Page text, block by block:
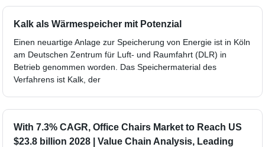
Kalk als Wärmespeicher mit Potenzial
Einen neuartige Anlage zur Speicherung von Energie ist in Köln
am Deutschen Zentrum für Luft- und Raumfahrt (DLR) in
Betrieb genommen worden. Das Speichermaterial des
Verfahrens ist Kalk, der
With 7.3% CAGR, Office Chairs Market to Reach US
$23.8 billion 2028 | Value Chain Analysis, Leading